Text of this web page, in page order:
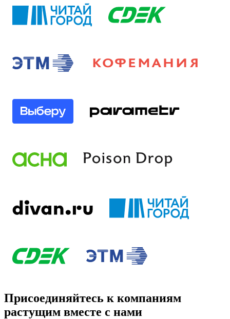
Присоединяйтесь к компаниям
растущим вместе с нами